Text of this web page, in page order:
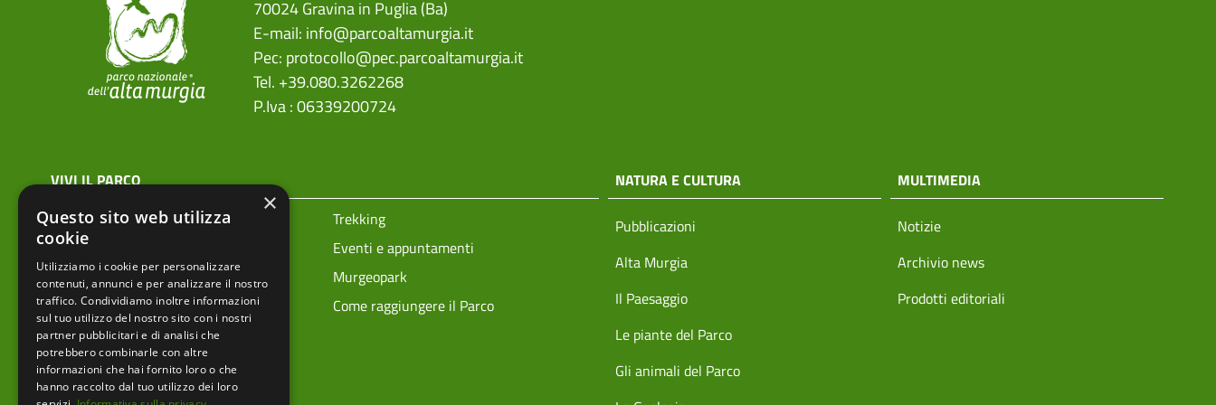
70024 Gravina in Puglia (Ba)
E-mail: info@parcoaltamurgia.it
Pec: protocollo@pec.parcoaltamurgia.it
Tel. +39.080.3262268
P.Iva : 06339200724
menu top footer
VIVI IL PARCO
Prenota la tua visita
Trekking
Ciclovie
Eventi e appuntamenti
Vivere i parchi in sicurezza
Murgeopark
Mappa tecnica
Come raggiungere il Parco
NATURA E CULTURA
Pubblicazioni
Alta Murgia
Il Paesaggio
Le piante del Parco
Gli animali del Parco
MULTIMEDIA
Notizie
Archivio news
Prodotti editoriali
×
Questo sito web utilizza
cookie
Utilizziamo i cookie per personalizzare
contenuti, annunci e per analizzare il nostro
traffico. Condividiamo inoltre informazioni
sul tuo utilizzo del nostro sito con i nostri
partner pubblicitari e di analisi che
potrebbero combinarle con altre
informazioni che hai fornito loro o che
hanno raccolto dal tuo utilizzo dei loro